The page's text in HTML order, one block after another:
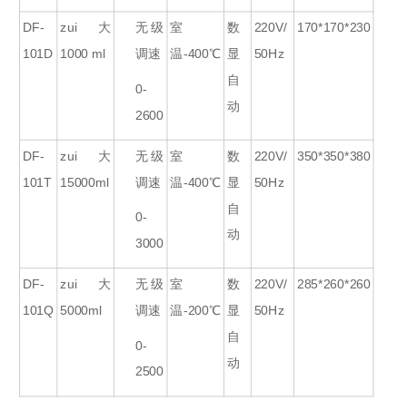
DF-
101D
zui大
1000 ml
无级
调速
0-
2600
室
温-400℃
数
显
自
动
220V/
50Hz
170*170*230
DF-
101T
zui大
15000ml
无级
调速
0-
3000
室
温-400℃
数
显
自
动
220V/
50Hz
350*350*380
DF-
101Q
zui大
5000ml
无级
调速
0-
2500
室
温-200℃
数
显
自
动
220V/
50Hz
285*260*260